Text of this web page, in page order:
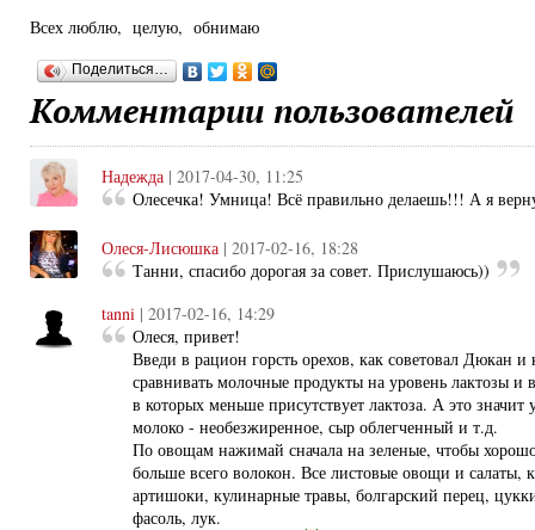
Всех люблю, целую, обнимаю
Поделиться…
Комментарии пользователей
Надежда | 2017-04-30, 11:25
Олесечка! Умница! Всё правильно делаешь!!! А я
Олеся-Лисюшка | 2017-02-16, 18:28
Танни, спасибо дорогая за совет. Прислушаюсь))
tanni | 2017-02-16, 14:29
Олеся, привет!
Введи в рацион горсть орехов, как советовал Дюкан и
сравнивать молочные продукты на уровень лактозы и
в которых меньше присутствует лактоза. А это значит
молоко - необезжиренное, сыр облегченный и т.д.
По овощам нажимай сначала на зеленые, чтобы
больше всего волокон. Все листовые овощи и салаты,
артишоки, кулинарные травы, болгарский перец,
фасоль, лук.